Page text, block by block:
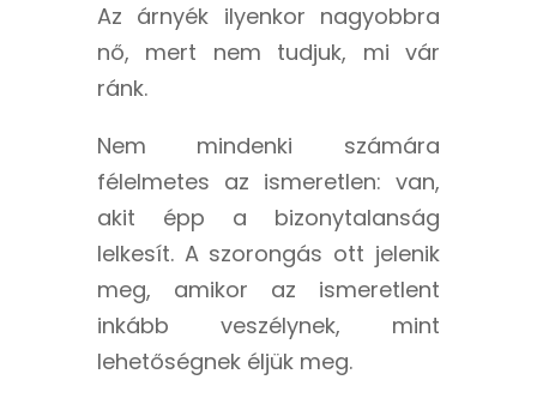
Az árnyék ilyenkor nagyobbra
nő, mert nem tudjuk, mi vár
ránk.
Nem mindenki számára
félelmetes az ismeretlen: van,
akit épp a bizonytalanság
lelkesít. A szorongás ott jelenik
meg, amikor az ismeretlent
inkább veszélynek, mint
lehetőségnek éljük meg.